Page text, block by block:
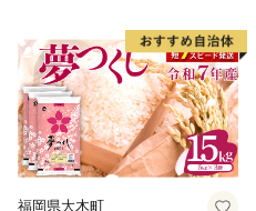
福岡県大木町